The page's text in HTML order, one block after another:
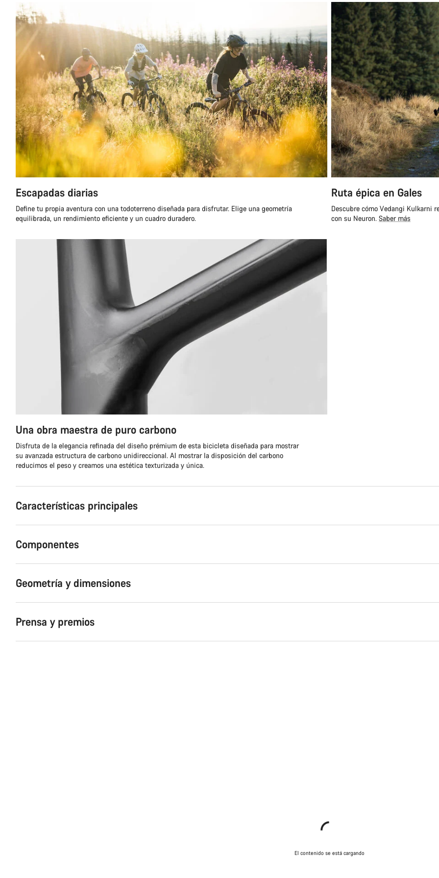
Escapadas diarias
Define tu propia aventura con una todoterreno diseñada para disfrutar. Elige una geometría
equilibrada, un rendimiento eficiente y un cuadro duradero.
Ruta épica en Gales
Descubre cómo Vedangi Kulkarni
con su Neuron. Saber más
Una obra maestra de puro carbono
Disfruta de la elegancia refinada del diseño prémium de esta bicicleta diseñada para mostrar
su avanzada estructura de carbono unidireccional. Al mostrar la disposición del carbono
reducimos el peso y creamos una estética texturizada y única.
Características principales
Componentes
Geometría y dimensiones
Prensa y premios
El contenido se está cargando